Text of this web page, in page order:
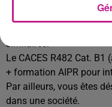
Pour mener à bien
similaires.
Le CACES R482 Cat.
+ formation AIPR pour
Par ailleurs, vous êtes
dans une société.